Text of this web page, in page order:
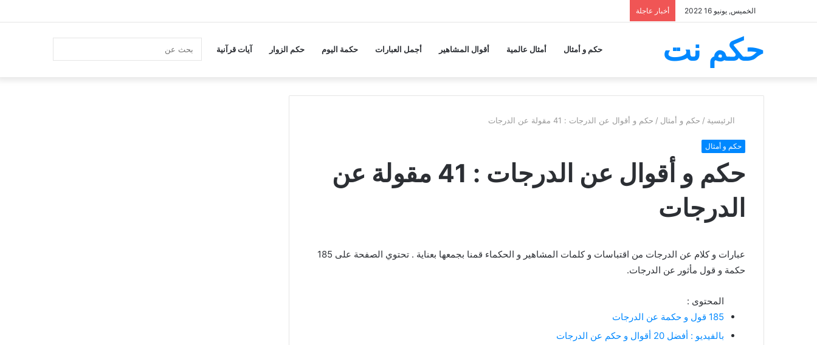
الخميس, يونيو 16 2022 أخبار عاجلة
حكم نت حكم و أمثال أمثال عالمية أقوال المشاهير أجمل العبارات حكمة اليوم حكم الزوار آيات قرآنية
الرئيسية / حكم و أمثال / حكم و أقوال عن الدرجات : 41 مقولة عن الدرجات
حكم و أمثال
حكم و أقوال عن الدرجات : 41 مقولة عن
الدرجات
عبارات و كلام عن الدرجات من اقتباسات و كلمات المشاهير و الحكماء قمنا بجمعها بعناية . تحتوي الصفحة على 185
حكمة و قول مأثور عن الدرجات.
المحتوى :
185 قول و حكمة عن الدرجات
بالفيديو : أفضل 20 أقوال و حكم عن الدرجات